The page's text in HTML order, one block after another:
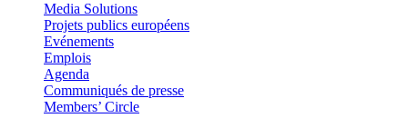
Media Solutions
Projets publics européens
Evénements
Emplois
Agenda
Communiqués de presse
Members’ Circle